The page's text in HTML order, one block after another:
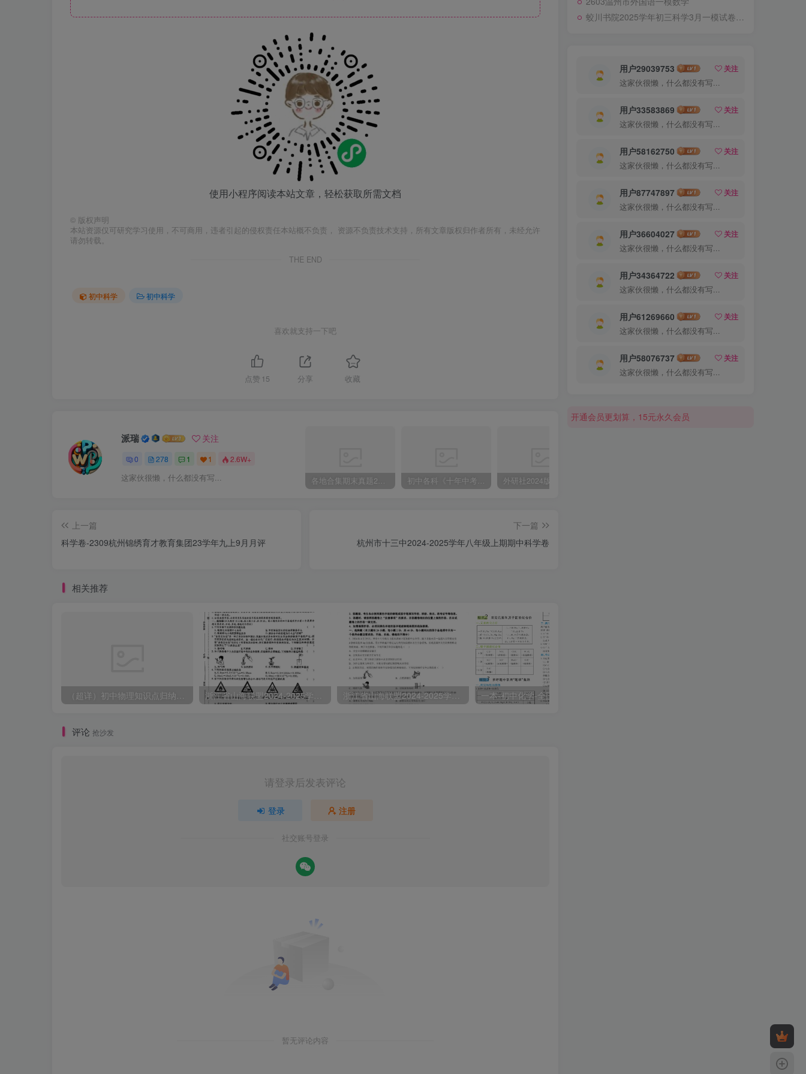
使用小程序阅读本站文章，轻松获取所需文档
© 版权声明
本站资源仅可研究学习使用，不可商用，违者引起的侵权责任本站概不负责， 资源不负责技术支持，所有文章版权归作者所有，未经允许
请勿转载。
THE END
初中科学 初中科学
喜欢就支持一下吧
点赞 15 分享 收藏
派瑞 关注
0 278 1 1 2.6W+
这家伙很懒，什么都没有写...
上一篇
科学卷-2309杭州锦绣育才教育集团23学年九上9月月评
下一篇
杭州市十三中2024-2025学年八年级上期期中科学卷
相关推荐
浙江省山海联盟2024-2025学年七年级上学期期中科学试题 一本-初中化学-全国通用2023版
评论 抢沙发
请登录后发表评论
登录 注册
社交账号登录
暂无评论内容
蛟川书院2025学年初三科学3月一模试卷答案+详细解析
用户29039753
关注
这家伙很懒，什么都没有写...
用户33583869
关注
这家伙很懒，什么都没有写...
用户58162750
关注
这家伙很懒，什么都没有写...
用户87747897
关注
这家伙很懒，什么都没有写...
用户36604027
关注
这家伙很懒，什么都没有写...
用户34364722
关注
这家伙很懒，什么都没有写...
用户61269660
关注
这家伙很懒，什么都没有写...
用户58076737
关注
这家伙很懒，什么都没有写...
开通会员更划算，15元永久会员
开通会员更划算，15元永久会员